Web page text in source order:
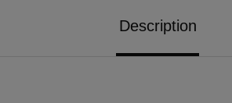
Description